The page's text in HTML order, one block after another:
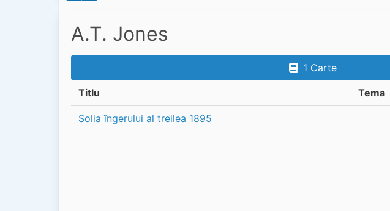
A.T. Jones
1 Carte
Titlu Tema
Solia îngerului al treilea 1895